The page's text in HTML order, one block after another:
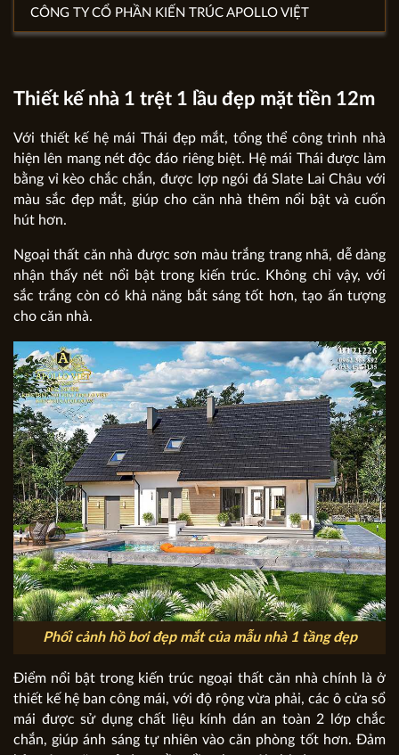
CÔNG TY CỔ PHẦN KIẾN TRÚC APOLLO VIỆT
Thiết kế nhà 1 trệt 1 lầu đẹp mặt tiền 12m
Với thiết kế hệ mái Thái đẹp mắt, tổng thể công trình nhà
hiện lên mang nét độc đáo riêng biệt. Hệ mái Thái được làm
bằng vỉ kèo chắc chắn, được lợp ngói đá Slate Lai Châu với
màu sắc đẹp mắt, giúp cho căn nhà thêm nổi bật và cuốn
hút hơn.
Ngoại thất căn nhà được sơn màu trắng trang nhã, dễ dàng
nhận thấy nét nổi bật trong kiến trúc. Không chỉ vậy, với
sắc trắng còn có khả năng bắt sáng tốt hơn, tạo ấn tượng
cho căn nhà.
Phối cảnh hồ bơi đẹp mắt của mẫu nhà 1 tầng đẹp
Điểm nổi bật trong kiến trúc ngoại thất căn nhà chính là ở
thiết kế hệ ban công mái, với độ rộng vừa phải, các ô cửa sổ
mái được sử dụng chất liệu kính dán an toàn 2 lớp chắc
chắn, giúp ánh sáng tự nhiên vào căn phòng tốt hơn. Đảm